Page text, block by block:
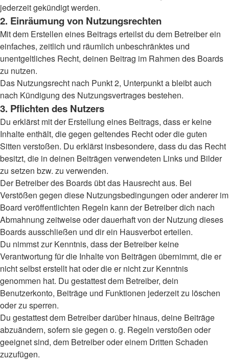
jederzeit gekündigt werden.
2. Einräumung von Nutzungsrechten
Mit dem Erstellen eines Beitrags erteilst du dem Betreiber ein
einfaches, zeitlich und räumlich unbeschränktes und
unentgeltliches Recht, deinen Beitrag im Rahmen des Boards
zu nutzen.
Das Nutzungsrecht nach Punkt 2, Unterpunkt a bleibt auch
nach Kündigung des Nutzungsvertrages bestehen.
3. Pflichten des Nutzers
Du erklärst mit der Erstellung eines Beitrags, dass er keine
Inhalte enthält, die gegen geltendes Recht oder die guten
Sitten verstoßen. Du erklärst insbesondere, dass du das Recht
besitzt, die in deinen Beiträgen verwendeten Links und Bilder
zu setzen bzw. zu verwenden.
Der Betreiber des Boards übt das Hausrecht aus. Bei
Verstößen gegen diese Nutzungsbedingungen oder anderer im
Board veröffentlichten Regeln kann der Betreiber dich nach
Abmahnung zeitweise oder dauerhaft von der Nutzung dieses
Boards ausschließen und dir ein Hausverbot erteilen.
Du nimmst zur Kenntnis, dass der Betreiber keine
Verantwortung für die Inhalte von Beiträgen übernimmt, die er
nicht selbst erstellt hat oder die er nicht zur Kenntnis
genommen hat. Du gestattest dem Betreiber, dein
Benutzerkonto, Beiträge und Funktionen jederzeit zu löschen
oder zu sperren.
Du gestattest dem Betreiber darüber hinaus, deine Beiträge
abzuändern, sofern sie gegen o. g. Regeln verstoßen oder
geeignet sind, dem Betreiber oder einem Dritten Schaden
zuzufügen.